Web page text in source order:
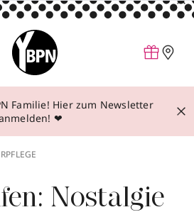
Familie! Hier zum Newsletter
❤
Nostalgie